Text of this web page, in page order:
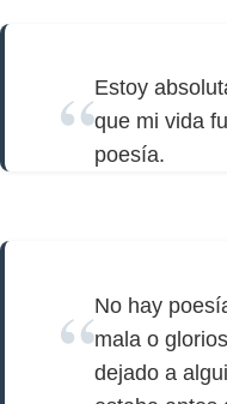
Estoy
que mi vida
poesía.
No hay
mala o
dejado a